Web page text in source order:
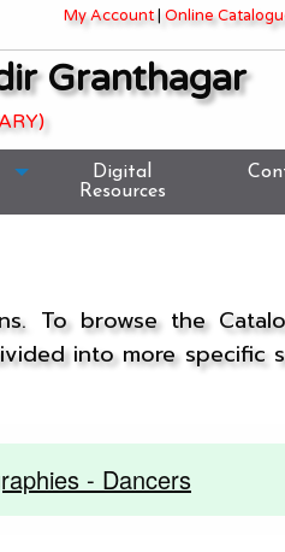
My Account| Online
Granthagar
Digital
Resources
To browse the
into more specific
- Dancers